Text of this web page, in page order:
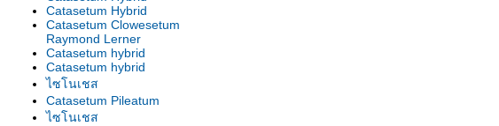
Catasetum Hybrid
Catasetum Clowesetum
Raymond Lerner
Catasetum hybrid
Catasetum hybrid
ไซโนเชส
Catasetum Pileatum
ไซโนเชส